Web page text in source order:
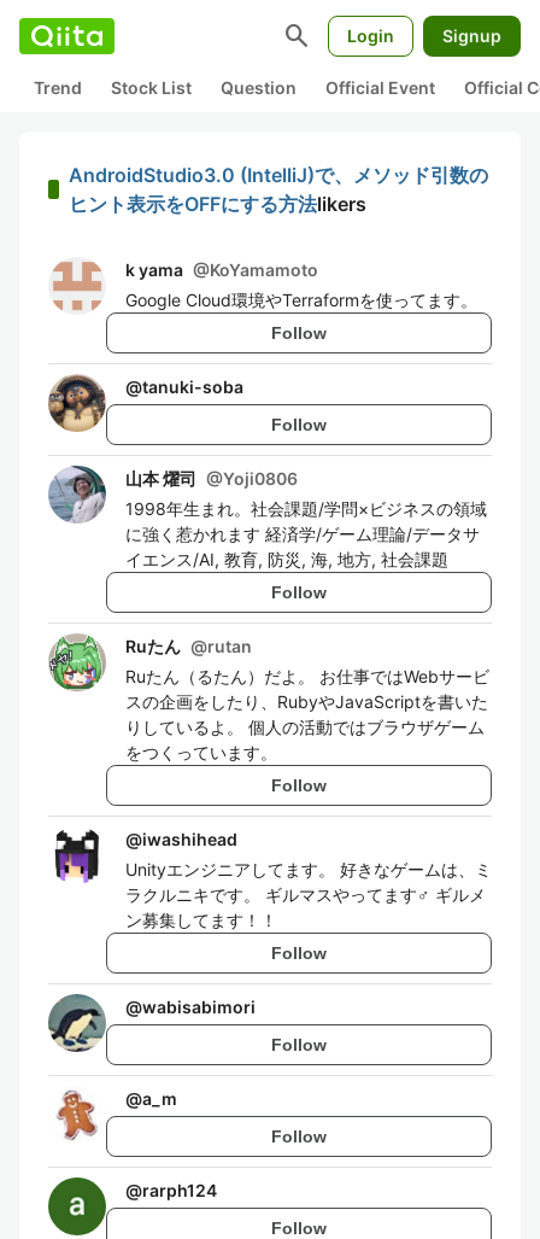
search Login Signup
Trend Stock List Question Official Event Official
AndroidStudio3.0 (IntelliJ)で、メソッド引数の
ヒント表示をOFFにする方法likers
k yama @KoYamamoto
Google Cloud環境やTerraformを使ってます。
Follow
@tanuki-soba
Follow
山本 燿司 @Yoji0806
1998年生まれ。社会課題/学問×ビジネスの領域
に強く惹かれます 経済学/ゲーム理論/データサ
イエンス/AI, 教育, 防災, 海, 地方, 社会課題
Follow
Ruたん @rutan
Ruたん（るたん）だよ。 お仕事ではWebサービ
スの企画をしたり、RubyやJavaScriptを書いた
りしているよ。 個人の活動ではブラウザゲーム
をつくっています。
Follow
@iwashihead
Unityエンジニアしてます。 好きなゲームは、ミ
ラクルニキです。 ギルマスやってます♂ ギルメ
ン募集してます！！
Follow
@wabisabimori
Follow
@a_m
Follow
@rarph124
Follow